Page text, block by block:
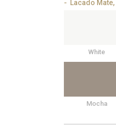
Lacado
White
Mocha